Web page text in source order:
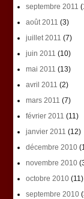
septembre 2011
août 2011 (3)
juillet 2011 (7)
juin 2011 (10)
mai 2011 (13)
avril 2011 (2)
mars 2011 (7)
février 2011 (11)
janvier 2011 (12)
décembre 2010
novembre 2010
octobre 2010(11)
septembre 2010